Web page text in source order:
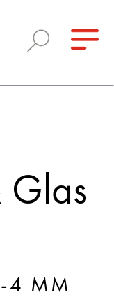
Glas
4 MM